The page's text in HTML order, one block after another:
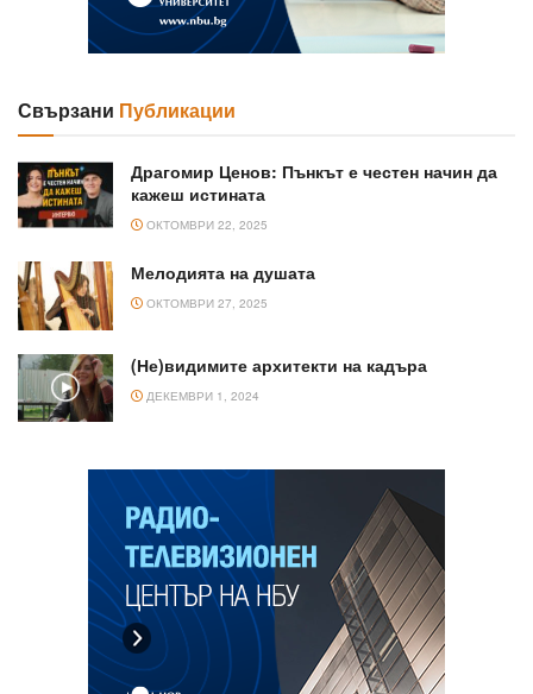
Свързани Публикации
Драгомир Ценов: Пънкът е честен начин да
кажеш истината
ОКТОМВРИ 22, 2025
Мелодията на душата
ОКТОМВРИ 27, 2025
(Не)видимите архитекти на кадъра
ДЕКЕМВРИ 1, 2024